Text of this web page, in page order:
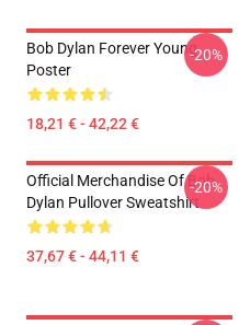
Bob Dylan Forever Young
Poster
18,21 € - 42,22 €
-20%
Official Merchandise Of Bob
Dylan Pullover Sweatshirt
37,67 € - 44,11 €
-20%